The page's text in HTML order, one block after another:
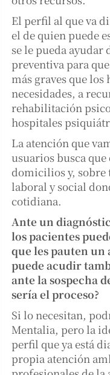
El perfil al que va
el de quien puede
se le pueda ayudar
preventiva para
más graves que
necesidades, a
rehabilitación
hospitales
La atención que
usuarios busca que
domicilios y, sobre
laboral y social
cotidiana.
Ante un
los pacientes
que les pauten un
puede acudir
ante la sospecha
sería el proceso?
Si lo necesitan,
Mentalia, pero la
perfil que ya está
propia atención